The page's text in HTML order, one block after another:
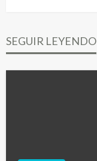
SEGUIR LEYENDO